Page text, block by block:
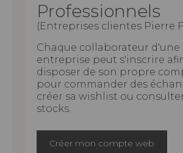
Professionnels
(Entreprises clientes Pierre
Chaque collaborateur d'une
entreprise peut s'inscrire
disposer de son propre
pour commander des
créer sa wishlist ou
stocks.
Créer mon compte web